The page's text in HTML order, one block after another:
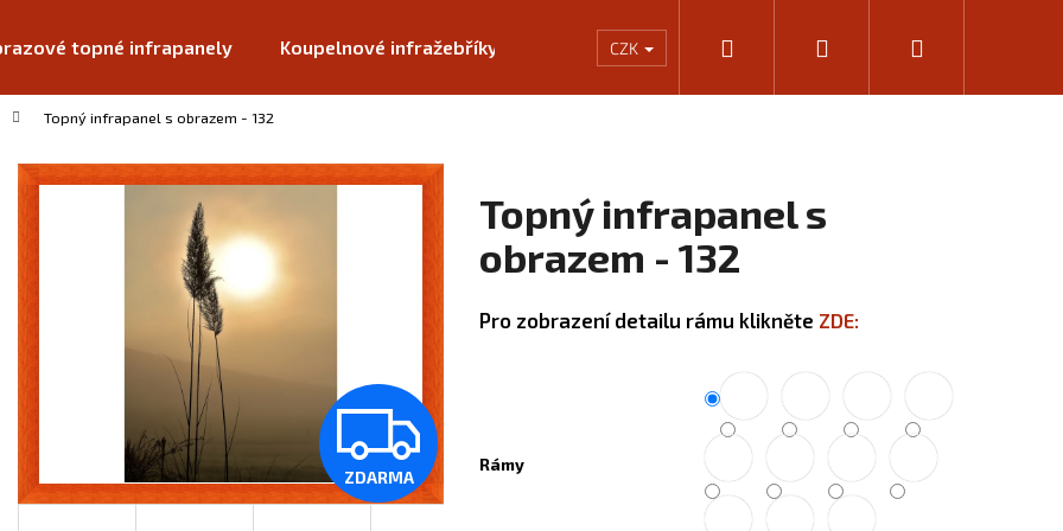
topné infrapanely Koupelnové infražebříky Rámování Kalkulačka výkonu infrapanelů
CZK Přihlášení
Topný infrapanel s obrazem - 132
Topný infrapanel s
obrazem - 132
Pro zobrazení detailu rámu klikněte ZDE:
Rámy
Z
ZDARMA
Co potřebujete najít?
Doporučujeme
Následující